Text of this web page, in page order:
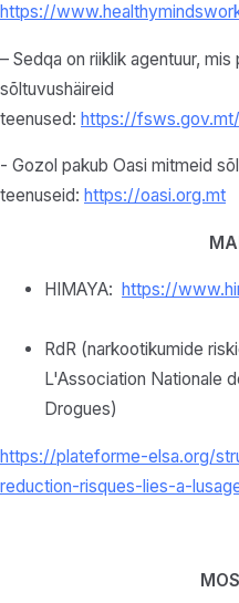
https://
– Sedqa on riiklik agentuur,
sõltuvushäireid
teenused: https://
- Gozol pakub Oasi mitmeid
teenuseid: https://oasi.org.mt
HIMAYA: https://
RdR (narkootikumide
L'Association Nationale
Drogues)
https://plateforme-elsa.org/
reduction-risques-lies-a-